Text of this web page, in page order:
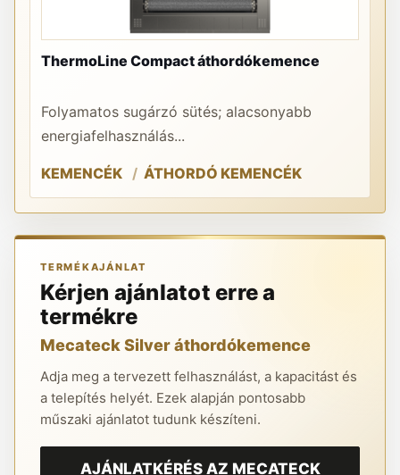
ThermoLine Compact áthordókemence
Folyamatos sugárzó sütés; alacsonyabb
energiafelhasználás...
KEMENCÉK ÁTHORDÓ KEMENCÉK
TERMÉKAJÁNLAT
Kérjen ajánlatot erre a
termékre
Mecateck Silver áthordókemence
Adja meg a tervezett felhasználást, a kapacitást és
a telepítés helyét. Ezek alapján pontosabb
műszaki ajánlatot tudunk készíteni.
AJÁNLATKÉRÉS AZ MECATECK